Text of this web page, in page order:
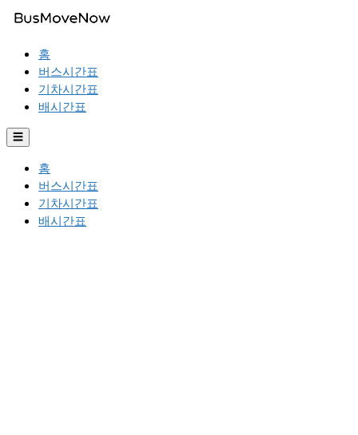
홈
버스시간표
기차시간표
배시간표
☰
홈
버스시간표
기차시간표
배시간표